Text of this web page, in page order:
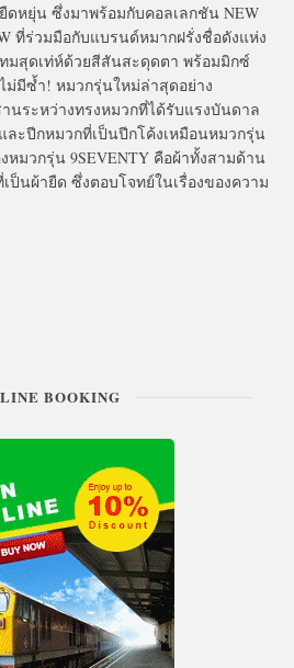
ดหยุ่น ซึ่งมาพร้อมกับคอลเลกชัน NEW
ที่ร่วมมือกับแบรนด์หมากฝรั่งชื่อดังแห่ง
มสุดเท่ห์ด้วยสีสันสะดุดตา พร้อมมิกซ์
มีซ้ำ! หมวกรุ่นใหม่ล่าสุดอย่าง
นระหว่างทรงหมวกที่ได้รับแรงบันดาล
ละปีกหมวกที่เป็นปีกโค้งเหมือนหมวกรุ่น
หมวกรุ่น 9SEVENTY คือผ้าทั้งสามด้าน
ป็นผ้ายืด ซึ่งตอบโจทย์ในเรื่องของความ
BOOKING